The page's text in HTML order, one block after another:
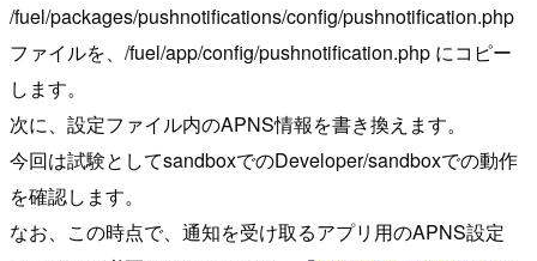
/fuel/packages/pushnotifications/config/pushnotification.php
ファイルを、/fuel/app/config/pushnotification.php にコピー
します。
次に、設定ファイル内のAPNS情報を書き換えます。
今回は試験としてsandboxでのDeveloper/sandboxでの動作
を確認します。
なお、この時点で、通知を受け取るアプリ用のAPNS設定